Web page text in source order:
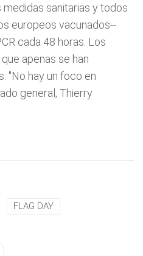
medidas sanitarias y todos
europeos vacunados--
cada 48 horas. Los
apenas se han
"No hay un foco en
general, Thierry
FLAG DAY